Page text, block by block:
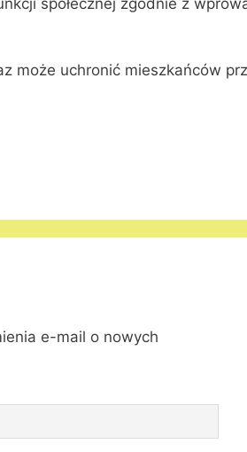
może uchronić mieszkańców
e-mail o nowych